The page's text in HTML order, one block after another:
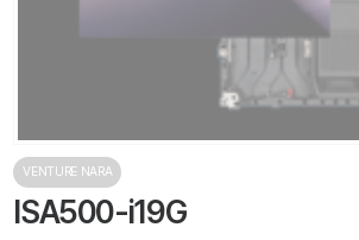
VENTURE NARA
ISA500-i19G